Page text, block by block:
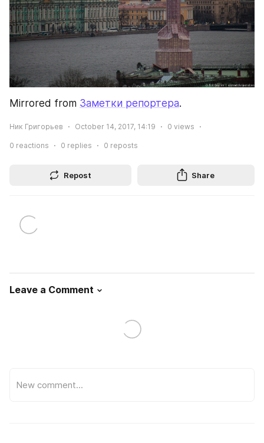
Mirrored from Заметки репортера.
Ник Григорьев October 14, 2017, 14:19 0 views
0 reactions 0 replies 0 reposts
Repost Share
Leave a Comment